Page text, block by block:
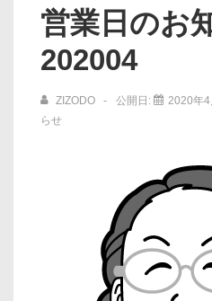
営業日のお
202004
ZIZODO 公開日: 2020年4
らせ